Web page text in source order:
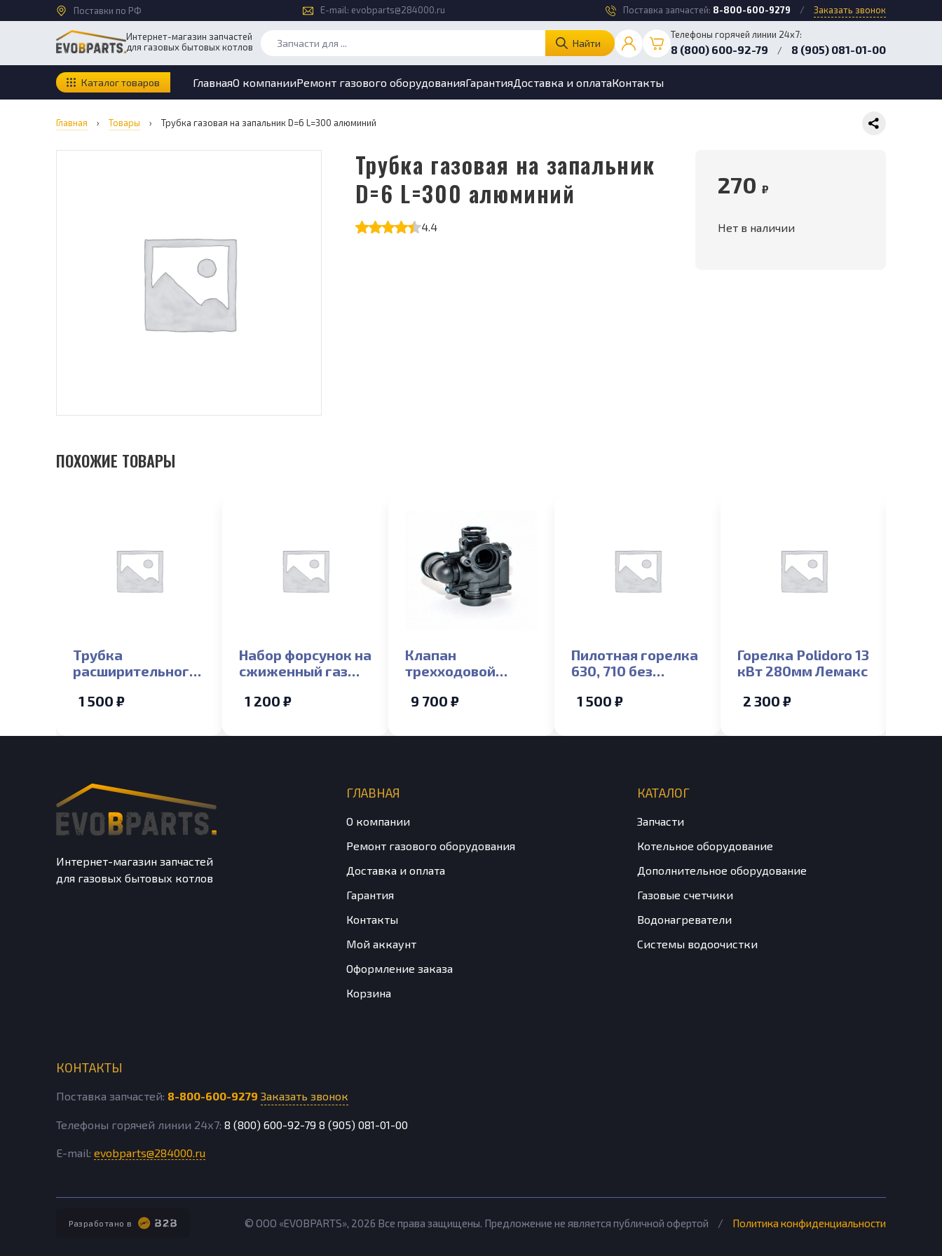
Поставки по РФ E-mail: evobparts@284000.ru Поставка запчастей: 8-800-600-9279 / Заказать звонок
Интернет-магазин запчастей
для газовых бытовых котлов
Найти
Телефоны горячей линии 24х7:
8 (800) 600-92-79 / 8 (905) 081-01-00
Каталог товаров ГлавнаяО компанииРемонт газового оборудованияГарантияДоставка и оплатаКонтакты
Главная › Товары › Трубка газовая на запальник D=6 L=300 алюминий
Трубка газовая на запальник
D=6 L=300 алюминий
4.4
270 ₽
Нет в наличии
ПОХОЖИЕ ТОВАРЫ
Трубка
расширительного
(медная) Лемакс
1 500 ₽
Набор форсунок на
сжиженный газ
Классик 10 кВт
1 200 ₽
Клапан
трехходовой
05/2023г
9 700 ₽
Пилотная горелка
630, 710 без
1 500 ₽
Горелка Polidoro 13
кВт 280мм Лемакс
2 300 ₽
Интернет-магазин запчастей
для газовых бытовых котлов
ГЛАВНАЯ
О компании
Ремонт газового оборудования
Доставка и оплата
Гарантия
Контакты
Мой аккаунт
Оформление заказа
Корзина
КАТАЛОГ
Запчасти
Котельное оборудование
Дополнительное оборудование
Газовые счетчики
Водонагреватели
Системы водоочистки
КОНТАКТЫ
Поставка запчастей: 8-800-600-9279 Заказать звонок
Телефоны горячей линии 24х7: 8 (800) 600-92-79 8 (905) 081-01-00
E-mail: evobparts@284000.ru
Разработано в © ООО «EVOBPARTS», 2026 Все права защищены. Предложение не является публичной офертой / Политика конфиденциальности